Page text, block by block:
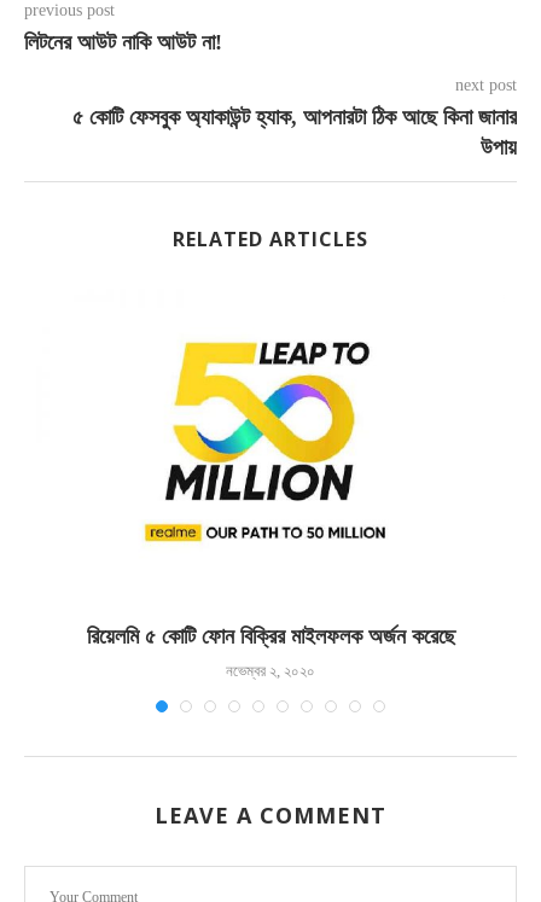
previous post
লিটনের আউট নাকি আউট না!
next post
৫ কোটি ফেসবুক অ্যাকাউন্ট হ্যাক, আপনারটা ঠিক আছে কিনা জানার
উপায়
RELATED ARTICLES
রিয়েলমি ৫ কোটি ফোন বিক্রির মাইলফলক অর্জন করেছে
নভেম্বর ২, ২০২০
LEAVE A COMMENT